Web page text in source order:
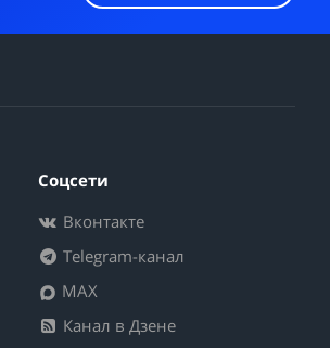
Соцсети
Вконтакте
Telegram-канал
MAX
Канал в Дзене